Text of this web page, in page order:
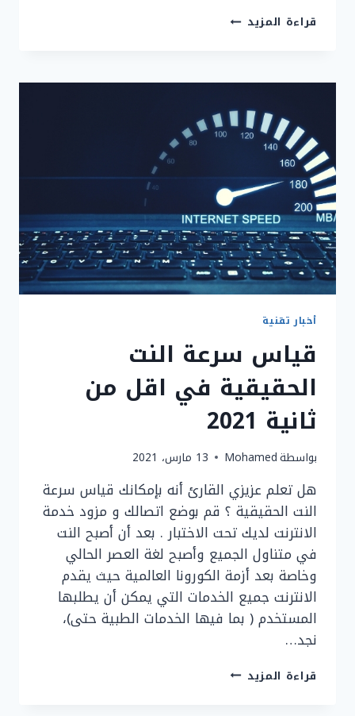
قراءة المزيد تحميل
انستجرام
علي
هاتفك
أخبار تقنية
قياس سرعة النت
الحقيقية في اقل من
ثانية 2021
بواسطةMohamed 13 مارس، 2021
هل تعلم عزيزي القارئ أنه بإمكانك قياس سرعة
النت الحقيقية ؟ قم بوضع اتصالك و مزود خدمة
الانترنت لديك تحت الاختبار . بعد أن أصبح النت
في متناول الجميع وأصبح لغة العصر الحالي
وخاصة بعد أزمة الكورونا العالمية حيث يقدم
الانترنت جميع الخدمات التي يمكن أن يطلبها
المستخدم ( بما فيها الخدمات الطبية حتى)،
نجد…
قراءة المزيد قياس